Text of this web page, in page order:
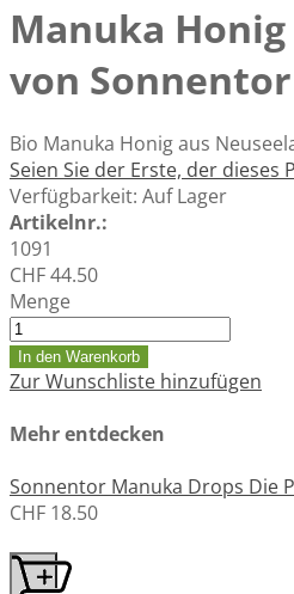
Manuka Honig
von Sonnentor
Bio Manuka Honig aus
Seien Sie der Erste, der
Verfügbarkeit: Auf Lager
Artikelnr.:
1091
CHF 44.50
Menge
In den Warenkorb
Zur Wunschliste hinzufügen
Mehr entdecken
Sonnentor Manuka Drops Die
CHF 18.50